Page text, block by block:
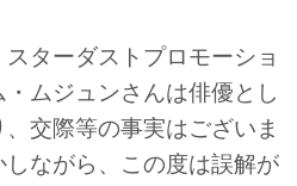
ターダストプロモーショ
ムジュンさんは俳優とし
交際等の事実はございま
ながら、この度は誤解が